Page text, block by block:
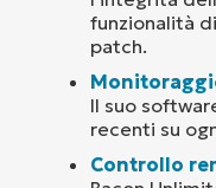
funzionalità
patch.
Il suo
recenti su
Controllo